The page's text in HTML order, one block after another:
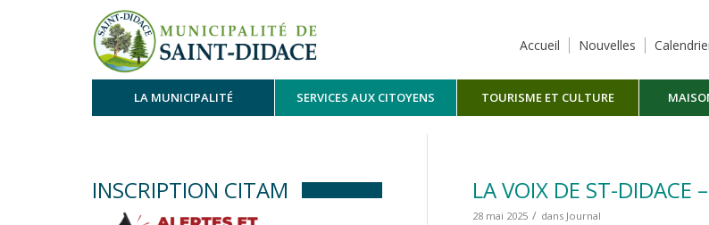
Accueil Nouvelles
LA MUNICIPALITÉ SERVICES AUX CITOYENS TOURISME ET CULTURE
LA VOIX DE ST-DIDACE
28 mai 2025 / dans Journal
INSCRIPTION CITAM